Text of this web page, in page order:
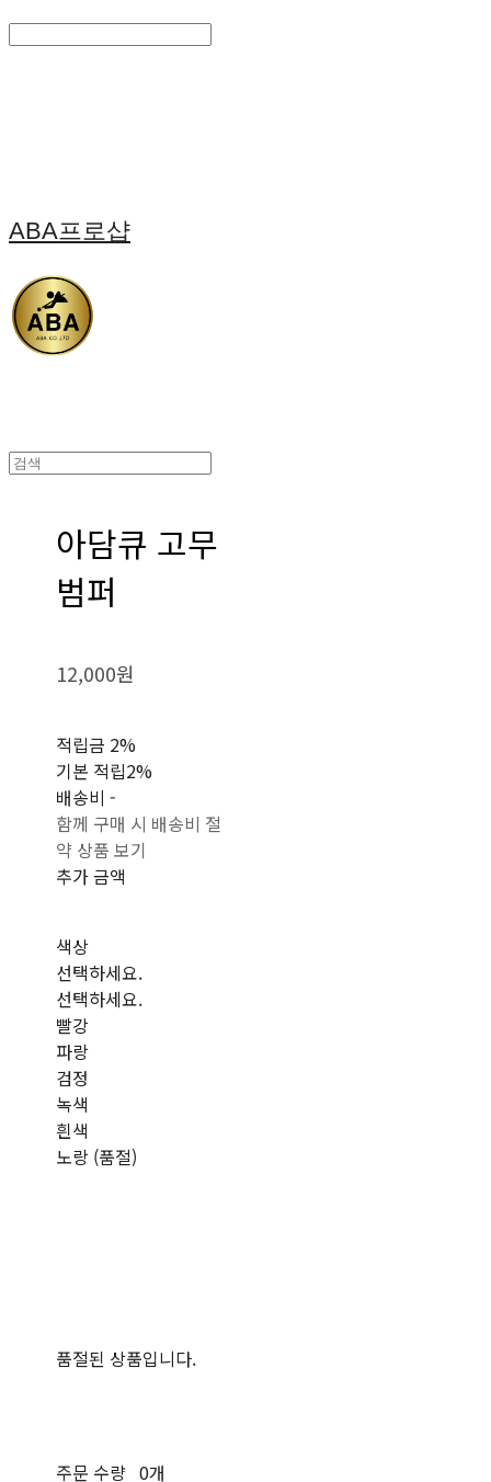
ABA프로샵
아담큐 고무
범퍼
12,000원
적립금 2%
기본 적립2%
배송비-
함께 구매 시 배송비 절
약 상품 보기
추가 금액
색상
선택하세요.
선택하세요.
빨강
파랑
검정
녹색
흰색
노랑 (품절)
품절된 상품입니다.
주문 수량 0개